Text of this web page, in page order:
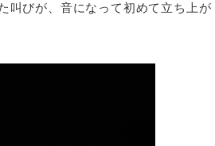
叫びが、音になって初めて立ち上が